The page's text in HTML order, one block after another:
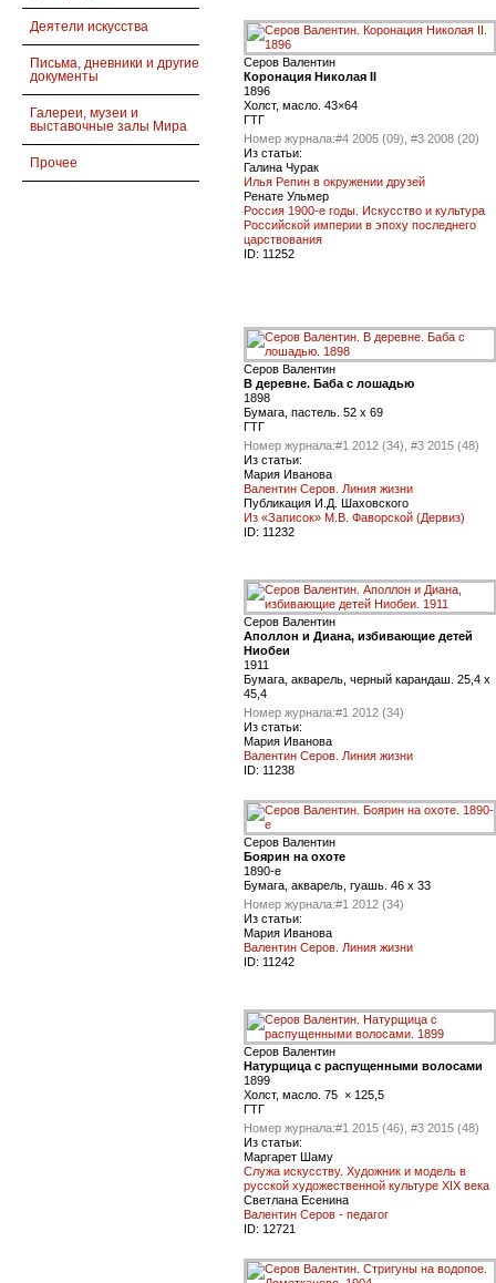
Деятели искусства
Письма, дневники и другие
документы
Галереи, музеи и
выставочные залы Мира
Прочее
Серов Валентин
Коронация Николая II
1896
Холст, масло. 43×64
ГТГ
Номер журнала:#4 2005 (09), #3 2008 (20)
Из статьи:
Галина Чурак
Илья Репин в окружении друзей
Ренате Ульмер
Россия 1900-е годы. Искусство и культура
Российской империи в эпоху последнего
царствования
ID: 11252
Серов Валентин
В деревне. Баба с лошадью
1898
Бумага, пастель. 52 x 69
ГТГ
Номер журнала:#1 2012 (34), #3 2015 (48)
Из статьи:
Мария Иванова
Валентин Серов. Линия жизни
Публикация И.Д. Шаховского
Из «Записок» М.В. Фаворской (Дервиз)
ID: 11232
Серов Валентин
Аполлон и Диана, избивающие детей
Ниобеи
1911
Бумага, акварель, черный карандаш. 25,4 x
45,4
Номер журнала:#1 2012 (34)
Из статьи:
Мария Иванова
Валентин Серов. Линия жизни
ID: 11238
Серов Валентин
Боярин на охоте
1890-e
Бумага, акварель, гуашь. 46 x 33
Номер журнала:#1 2012 (34)
Из статьи:
Мария Иванова
Валентин Серов. Линия жизни
ID: 11242
Серов Валентин
Натурщица с распущенными волосами
1899
Холст, масло. 75 × 125,5
ГТГ
Номер журнала:#1 2015 (46), #3 2015 (48)
Из статьи:
Маргарет Шаму
Служа искусству. Художник и модель в
русской художественной культуре XIX века
Светлана Есенина
Валентин Серов - педагог
ID: 12721